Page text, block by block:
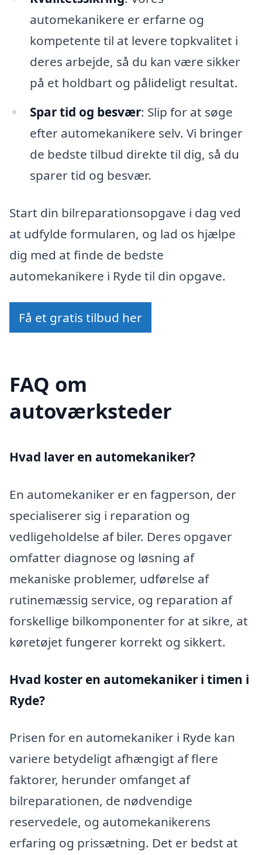
automekanikere er erfarne og
kompetente til at levere topkvalitet i
deres arbejde, så du kan være sikker
på et holdbart og pålideligt resultat.
Spar tid og besvær: Slip for at søge
efter automekanikere selv. Vi bringer
de bedste tilbud direkte til dig, så du
sparer tid og besvær.
Start din bilreparationsopgave i dag ved
at udfylde formularen, og lad os hjælpe
dig med at finde de bedste
automekanikere i Ryde til din opgave.
Få et gratis tilbud her
FAQ om
autoværksteder
Hvad laver en automekaniker?
En automekaniker er en fagperson, der
specialiserer sig i reparation og
vedligeholdelse af biler. Deres opgaver
omfatter diagnose og løsning af
mekaniske problemer, udførelse af
rutinemæssig service, og reparation af
forskellige bilkomponenter for at sikre, at
køretøjet fungerer korrekt og sikkert.
Hvad koster en automekaniker i timen i
Ryde?
Prisen for en automekaniker i Ryde kan
variere betydeligt afhængigt af flere
faktorer, herunder omfanget af
bilreparationen, de nødvendige
reservedele, og automekanikerens
erfaring og prissætning. Det er bedst at